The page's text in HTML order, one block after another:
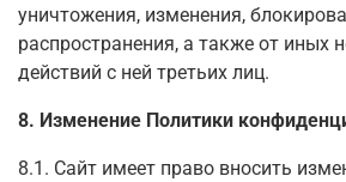
уничтожения, изменения,
распространения, а также от иных
действий с ней третьих лиц.
8. Изменение Политики
8.1. Сайт имеет право вносить